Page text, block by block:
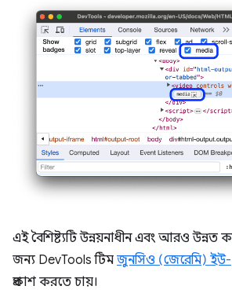
এই বৈশিষ্ট্যটি উন্নয়নাধীন এবং আরও উন্নত
জন্য DevTools টিম জুনসিও (জেরেমি) ইউ-
প্রকাশ করতে চায়।